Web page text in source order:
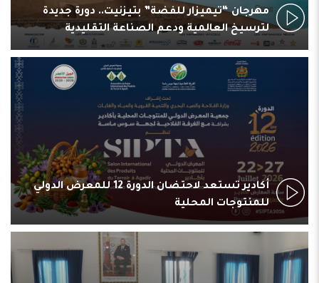
مهرجان “تيميزار للفضة” بتيزنيت.. دورة جديدة
لترسيخ العالمية ودعم الصناعة التقليدية
أكادير تستعد لاحتضان الدورة 12 للمعرض الدولي
للمنتوجات المحلية